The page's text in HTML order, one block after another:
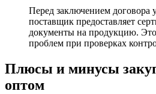
Перед заключением договора
поставщик предоставляет
документы на продукцию.
проблем при проверках
Плюсы и минусы
оптом